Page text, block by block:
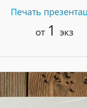
Печать
от 1 экз